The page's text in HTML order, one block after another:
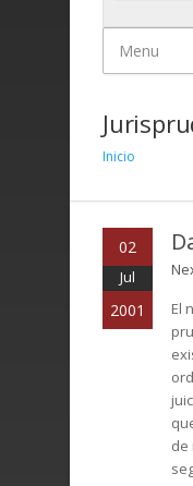
Inicio
02
Jul
2001
El
de